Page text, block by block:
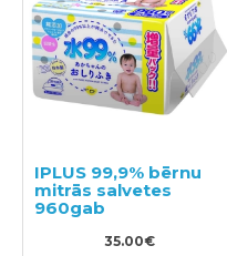
IPLUS 99,9% bērnu
mitrās salvetes
960gab
35.00€